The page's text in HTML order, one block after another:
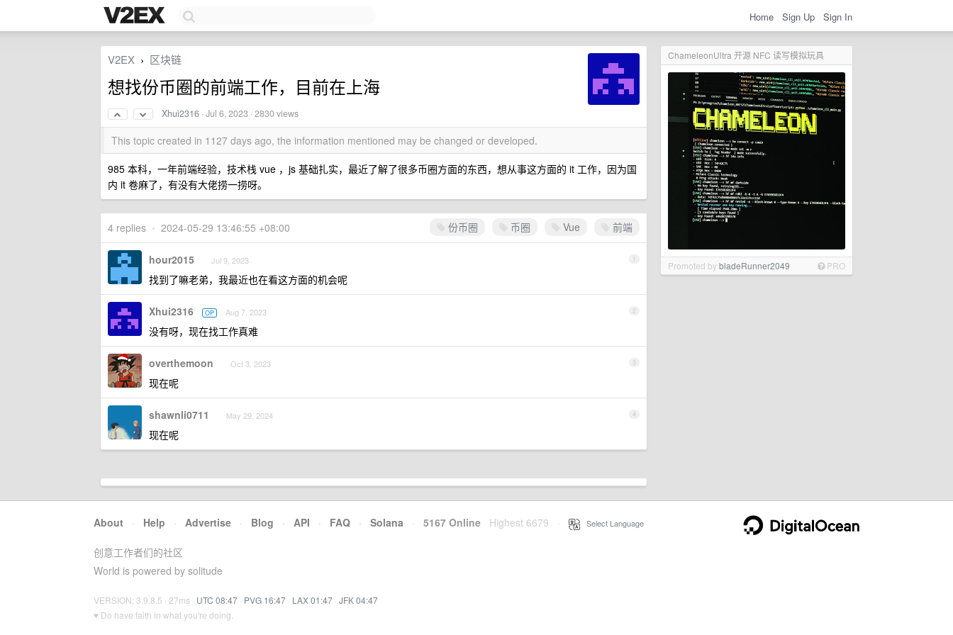
Home Sign Up Sign In
ChameleonUltra 开源 NFC 读写模拟玩具
Promoted bybladeRunner2049 PRO
V2EX › 区块链
想找份币圈的前端工作，目前在上海
Xhui2316 ·Jul 6, 2023 · 2830 views
This topic created in 1127 days ago, the information mentioned may be changed or developed.
985 本科，一年前端经验，技术栈 vue ，js 基础扎实，最近了解了很多币圈方面的东西，想从事这方面的 it 工作，因为国
内 it 卷麻了，有没有大佬捞一捞呀。
份币圈 币圈 Vue 前端
4 replies • 2024-05-29 13:46:55 +08:00
1
hour2015 Jul 9, 2023
找到了嘛老弟，我最近也在看这方面的机会呢
2
Xhui2316 OP Aug 7, 2023
没有呀，现在找工作真难
3
overthemoon Oct 3, 2023
现在呢
4
shawnli0711 May 29, 2024
现在呢
About · Help · Advertise · Blog · API · FAQ · Solana · 5167 Online Highest 6679 Select Language
创意工作者们的社区
World is powered by solitude
VERSION: 3.9.8.5 · 27ms · UTC 08:47 · PVG 16:47 · LAX 01:47 · JFK 04:47
♥ Do have faith in what you're doing.